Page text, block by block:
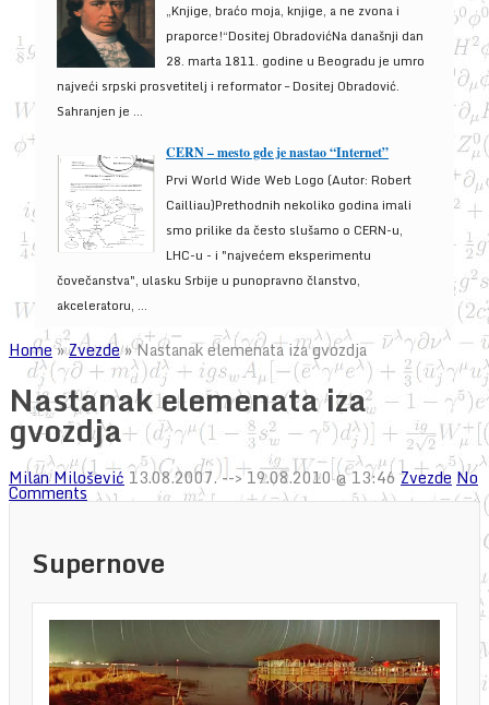
„Knjige, braćo moja, knjige, a ne zvona i
praporce!“Dositej ObradovićNa današnji dan
28. marta 1811. godine u Beogradu je umro
najveći srpski prosvetitelj i reformator – Dositej Obradović.
Sahranjen je ...
CERN – mesto gde je nastao “Internet”
Prvi World Wide Web Logo (Autor: Robert
Cailliau)Prethodnih nekoliko godina imali
smo prilike da često slušamo o CERN-u,
LHC-u - i "najvećem eksperimentu
čovečanstva", ulasku Srbije u punopravno članstvo,
akceleratoru, ...
Home»Zvezde»Nastanak elemenata iza gvozdja
Nastanak elemenata iza
gvozdja
Milan Milošević 13.08.2007. --> 19.08.2010 @ 13:46 Zvezde No
Comments
Supernove